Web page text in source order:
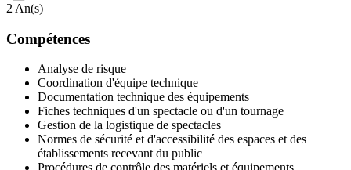
2 An(s)
Compétences
Analyse de risque
Coordination d'équipe technique
Documentation technique des équipements
Fiches techniques d'un spectacle ou d'un tournage
Gestion de la logistique de spectacles
Normes de sécurité et d'accessibilité des espaces et des
établissements recevant du public